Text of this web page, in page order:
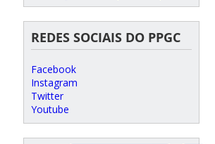
REDES SOCIAIS DO PPGC
Facebook
Instagram
Twitter
Youtube